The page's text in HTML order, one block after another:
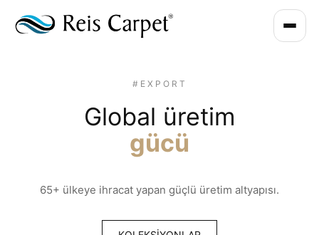
#DESIGN
Zamansız
tasarımlar
Modern ve klasik dokuların mükemmel uyumu.